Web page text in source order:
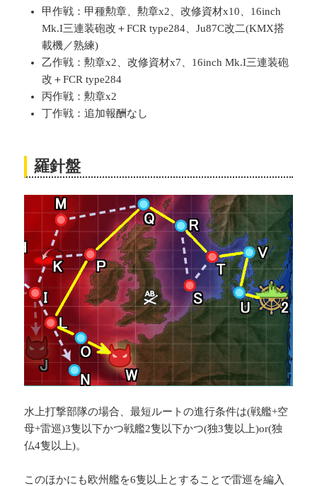
甲作戦：甲種勲章、勲章x2、改修資材x10、16inch
Mk.I三連装砲改＋FCR type284、Ju87C改二(KMX搭
載機／熟練)
乙作戦：勲章x2、改修資材x7、16inch Mk.I三連装砲
改＋FCR type284
丙作戦：勲章x2
丁作戦：追加報酬なし
羅針盤
水上打撃部隊の場合、最短ルートの進行条件は(戦艦+空
母+雷巡)3隻以下かつ戦艦2隻以下かつ(独3隻以上)or(独
仏4隻以上)。
このほかにも欧州艦を6隻以上とすることで雷巡を編入